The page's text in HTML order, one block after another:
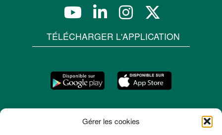
Gérer les cookies
TÉLÉCHARGER L'APPLICATION